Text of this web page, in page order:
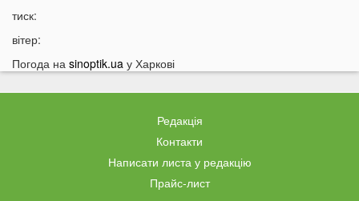
15:37
хлопця під час сварки
14:38
На Волині чоловік побив працівника ТЦК під час
Лукашенко зробив нову цинічну заяву про війну в
У популярному м'ясному магазині у Луцьку
продають зелене м'ясо: покупці обурені
тиск:
вітер:
Погода на sinoptik.ua у Харкові
Редакція
Контакти
Написати листа у редакцію
Прайс-лист